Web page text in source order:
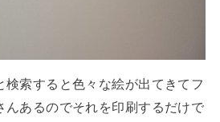
検索すると色々な絵が出てきてフ
んあるのでそれを印刷するだけで